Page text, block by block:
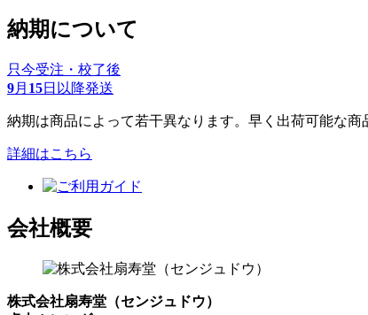
納期について
只今受注・校了後
9月 15日以降発送
納期は商品によって若干異なります。早く出荷可能な
詳細はこちら
会社概要
株式会社扇寿堂（センジュドウ）